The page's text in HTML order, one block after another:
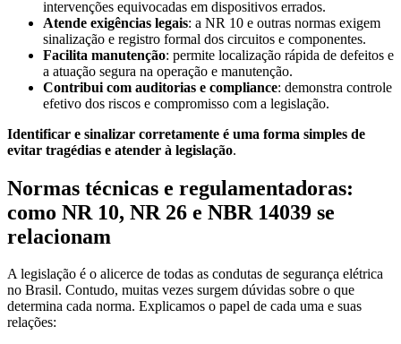
intervenções equivocadas em dispositivos errados.
Atende exigências legais: a NR 10 e outras normas exigem
sinalização e registro formal dos circuitos e componentes.
Facilita manutenção: permite localização rápida de defeitos e
a atuação segura na operação e manutenção.
Contribui com auditorias e compliance: demonstra controle
efetivo dos riscos e compromisso com a legislação.
Identificar e sinalizar corretamente é uma forma simples de
evitar tragédias e atender à legislação.
Normas técnicas e regulamentadoras:
como NR 10, NR 26 e NBR 14039 se
relacionam
A legislação é o alicerce de todas as condutas de segurança elétrica
no Brasil. Contudo, muitas vezes surgem dúvidas sobre o que
determina cada norma. Explicamos o papel de cada uma e suas
relações: